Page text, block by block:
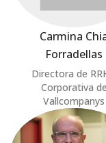
Carmina
Forradellas
Directora de
Corporativa de
Vallcompanys